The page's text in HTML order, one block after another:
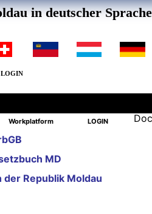
in deutscher
LOGIN
Workplatform LOGIN
MD
Republik Moldau